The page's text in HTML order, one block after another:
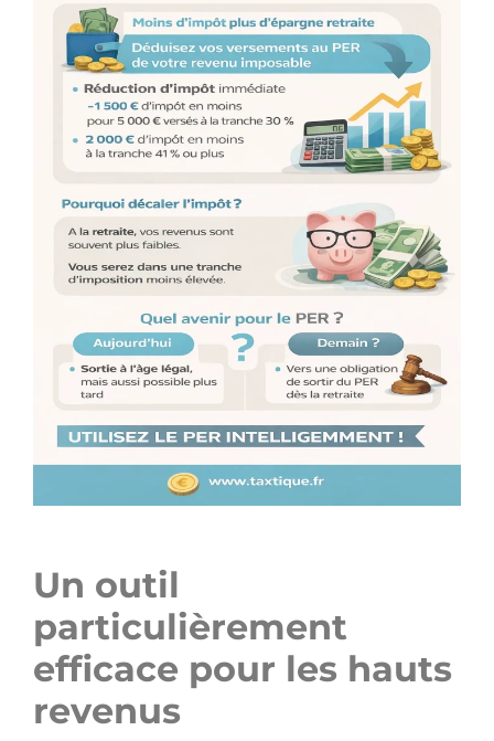
Un outil
particulièrement
efficace pour les hauts
revenus